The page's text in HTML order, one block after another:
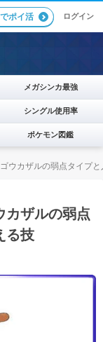
ポイ活 ログイン
メガシンカ最強
シングル使用率
ポケモン図鑑
ゴウカザルの弱点タイプ
カザルの弱点
る技